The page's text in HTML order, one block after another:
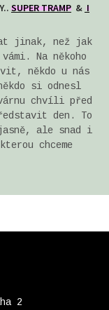
SUPER TRAMP & I
jinak, než jak
Na někoho
někdo u nás
si odnesl
chvíli před
den. To
jasně, ale snad i
chceme
2